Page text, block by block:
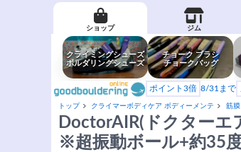
ショップ ジム
クライミングシューズ
ボルダリングシューズ
チョーク ブラシ
チョークバッグ
ポイント3倍 8/31まで
トップ クライマーボディケア ボディーメンテ 筋
DoctorAIR(ドクター
※超振動ボール+約35